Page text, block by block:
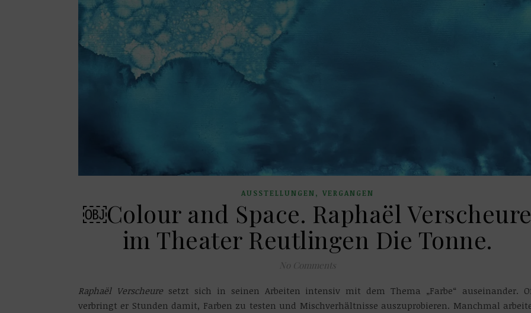
AUSSTELLUNGEN, VERGANGEN
￼Colour and Space. Raphaël
im Theater Reutlingen Die Tonne.
No Comments
Raphaël Verscheuresetzt sich in seinen Arbeiten intensiv mit dem Thema „Farbe“ auseinander.
verbringt er Stunden damit, Farben zu testen und Mischverhältnisse auszuprobieren. Manchmal